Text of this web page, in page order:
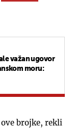
važan ugovor
moru:
brojke, rekli